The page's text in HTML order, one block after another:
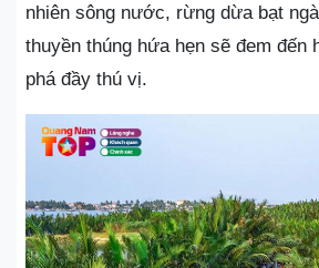
nhiên sông nước, rừng dừa bạt
thuyền thúng hứa hẹn sẽ đem đến
phá đầy thú vị.